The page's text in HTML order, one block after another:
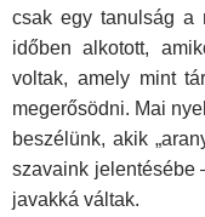
csak egy tanulság a
időben alkotott,
voltak, amely mint
megerősödni. Mai
beszélünk, akik
szavaink jelentésébe
javakká váltak.